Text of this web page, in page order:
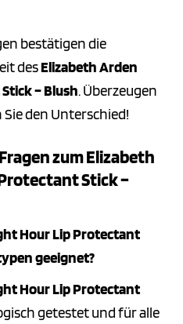
bestätigen die
desElizabeth Arden
– Blush. Überzeugen
den Unterschied!
zum Elizabeth
Stick –
Hour Lip Protectant
geeignet?
Hour Lip Protectant
getestet und für alle